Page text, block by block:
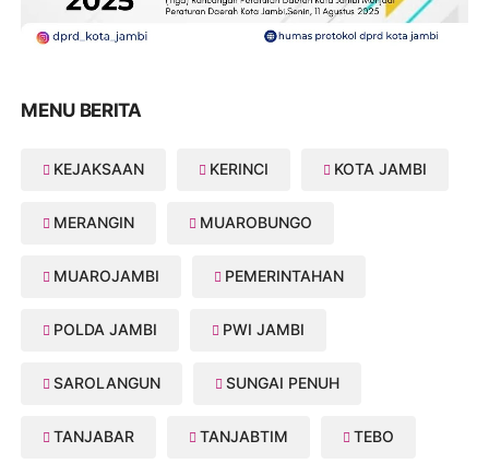
MENU BERITA
KEJAKSAAN KERINCI KOTA JAMBI
MERANGIN MUAROBUNGO
MUAROJAMBI PEMERINTAHAN
POLDA JAMBI PWI JAMBI
SAROLANGUN SUNGAI PENUH
TANJABAR TANJABTIM TEBO